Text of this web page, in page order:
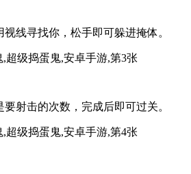
线寻找你，松手即可躲进掩体。
射击的次数，完成后即可过关。